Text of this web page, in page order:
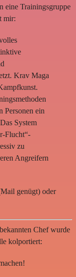
eine Trainingsgruppe
mir:
Krav Maga
Personen ein
System
Flucht“-
zu
Angreifern
genügt) oder
Chef wurde
kolportiert: